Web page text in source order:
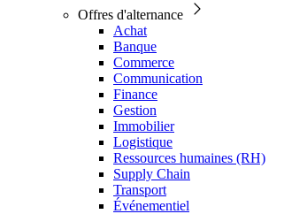
Offres d'alternance
Achat
Banque
Commerce
Communication
Finance
Gestion
Immobilier
Logistique
Ressources humaines (RH)
Supply Chain
Transport
Événementiel